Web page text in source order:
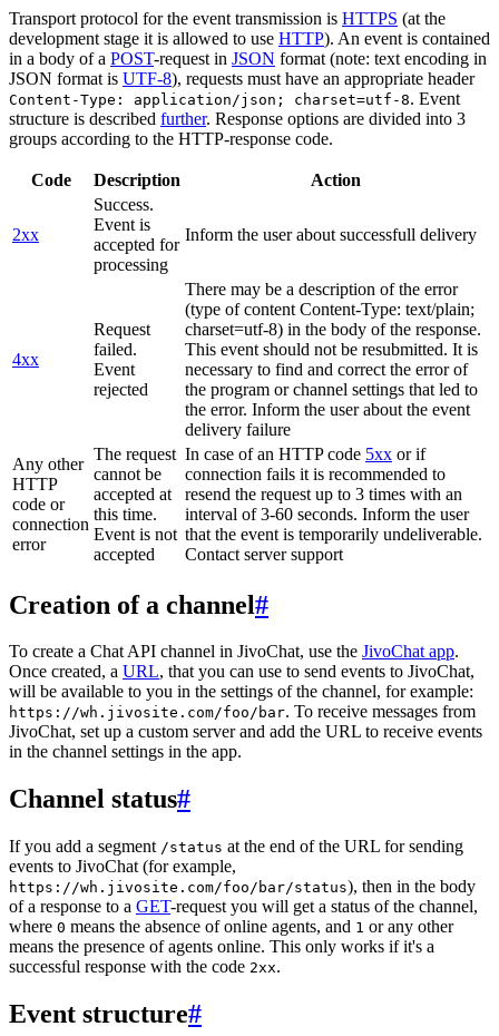
Transport protocol for the event transmission is HTTPS (at the
development stage it is allowed to use HTTP). An event is contained
in a body of a POST-request in JSON format (note: text encoding in
JSON format is UTF-8), requests must have an appropriate header
Content-Type: application/json; charset=utf-8. Event
structure is described further. Response options are divided into 3
groups according to the HTTP-response code.
Code Description Action
2xx
Success.
Event is
accepted for
processing
Inform the user about successfull delivery
4xx
Request
failed.
Event
rejected
There may be a description of the error
(type of content Content-Type: text/plain;
charset=utf-8) in the body of the response.
This event should not be resubmitted. It is
necessary to find and correct the error of
the program or channel settings that led to
the error. Inform the user about the event
delivery failure
Any other
HTTP
code or
connection
error
The request
cannot be
accepted at
this time.
Event is not
accepted
In case of an HTTP code 5xx or if
connection fails it is recommended to
resend the request up to 3 times with an
interval of 3-60 seconds. Inform the user
that the event is temporarily undeliverable.
Contact server support
Creation of a channel#
To create a Chat API channel in JivoChat, use the JivoChat app.
Once created, a URL, that you can use to send events to JivoChat,
will be available to you in the settings of the channel, for example:
https://wh.jivosite.com/foo/bar. To receive messages from
JivoChat, set up a custom server and add the URL to receive events
in the channel settings in the app.
Channel status#
If you add a segment /status at the end of the URL for sending
events to JivoChat (for example,
https://wh.jivosite.com/foo/bar/status), then in the body
of a response to a GET-request you will get a status of the channel,
where 0 means the absence of online agents, and 1 or any other
means the presence of agents online. This only works if it's a
successful response with the code 2xx.
Event structure#